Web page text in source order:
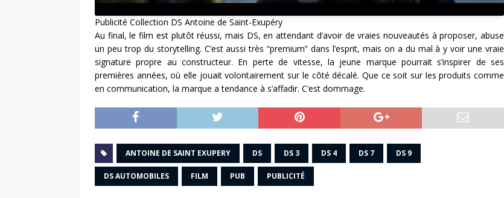
Publicité Collection DS Antoine de Saint-Exupéry
Au final, le film est plutôt réussi, mais DS, en attendant d’avoir de vraies nouveautés à proposer, abuse
un peu trop du storytelling. C’est aussi très “premium” dans l’esprit, mais on a du mal à y voir une vraie
signature propre au constructeur. En perte de vitesse, la jeune marque pourrait s’inspirer de ses
premières années, où elle jouait volontairement sur le côté décalé. Que ce soit sur les produits comme
en communication, la marque a tendance à s’affadir. C’est dommage.
ANTOINE DE SAINT EXUPERY DS DS 3 DS 4 DS 7 DS 9
DS AUTOMOBILES FILM PUB PUBLICITÉ